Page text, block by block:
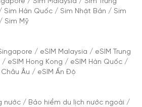
Sim Hàn Quốc / Sim Nhật Bản / Sim
Sim Mỹ
/ eSIM Malaysia / eSIM Trung
/ eSIM Hong Kong / eSIM Hàn Quốc /
Châu Âu / eSIM Ấn Độ
nước / Bảo hiểm du lịch nước ngoài /